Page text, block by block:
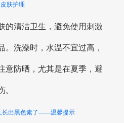
皮肤护理
的清洁卫生，避免使用刺激
。洗澡时，水温不宜过高，
意防晒，尤其是在夏季，避
。
长出黑色素了——温馨提示